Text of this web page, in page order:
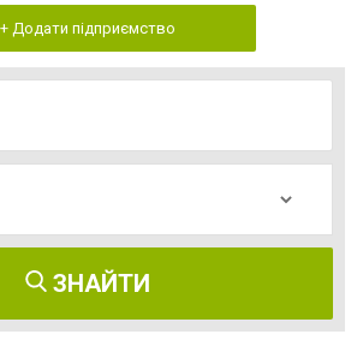
+ Додати підприємство
ЗНАЙТИ